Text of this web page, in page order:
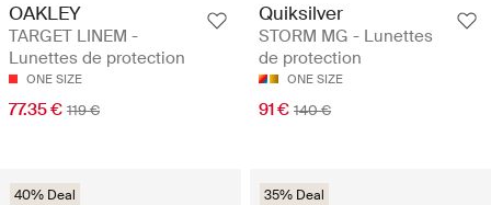
OAKLEY
TARGET LINEM -
Lunettes de protection
ONE SIZE
77.35 € 119 €
Quiksilver
STORM MG - Lunettes
de protection
ONE SIZE
91 € 140 €
40% Deal 35% Deal